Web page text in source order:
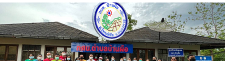
content